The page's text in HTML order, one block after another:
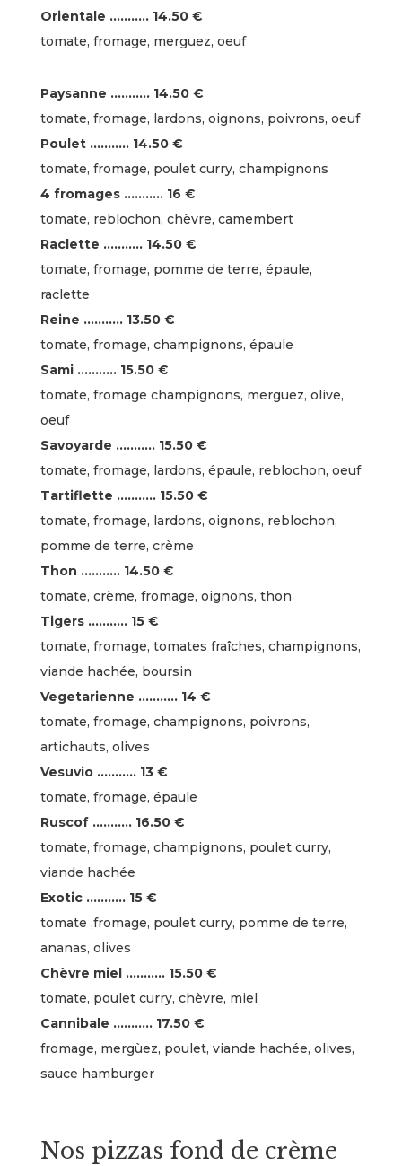
Orientale ……….. 14.50 €
tomate, fromage, merguez, oeuf
Paysanne ……….. 14.50 €
tomate, fromage, lardons, oignons, poivrons, oeuf
Poulet ……….. 14.50 €
tomate, fromage, poulet curry, champignons
4 fromages ……….. 16 €
tomate, reblochon, chèvre, camembert
Raclette ……….. 14.50 €
tomate, fromage, pomme de terre, épaule,
raclette
Reine ……….. 13.50 €
tomate, fromage, champignons, épaule
Sami ……….. 15.50 €
tomate, fromage champignons, merguez, olive,
oeuf
Savoyarde ……….. 15.50 €
tomate, fromage, lardons, épaule, reblochon, oeuf
Tartiflette ……….. 15.50 €
tomate, fromage, lardons, oignons, reblochon,
pomme de terre, crème
Thon ……….. 14.50 €
tomate, crème, fromage, oignons, thon
Tigers ……….. 15 €
tomate, fromage, tomates fraîches, champignons,
viande hachée, boursin
Vegetarienne ……….. 14 €
tomate, fromage, champignons, poivrons,
artichauts, olives
Vesuvio ……….. 13 €
tomate, fromage, épaule
Ruscof ……….. 16.50 €
tomate, fromage, champignons, poulet curry,
viande hachée
Exotic ……….. 15 €
tomate ,fromage, poulet curry, pomme de terre,
ananas, olives
Chèvre miel ……….. 15.50 €
tomate, poulet curry, chèvre, miel
Cannibale ……….. 17.50 €
fromage, mergùez, poulet, viande hachée, olives,
sauce hamburger
Nos pizzas fond de crème